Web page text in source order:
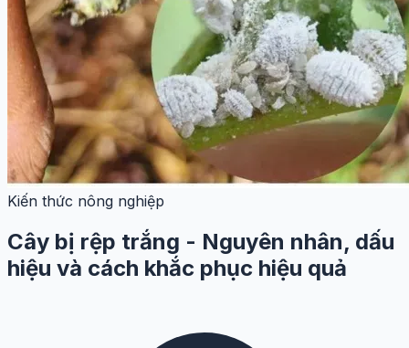
Kiến thức nông nghiệp
Cây bị rệp trắng - Nguyên nhân, dấu
hiệu và cách khắc phục hiệu quả